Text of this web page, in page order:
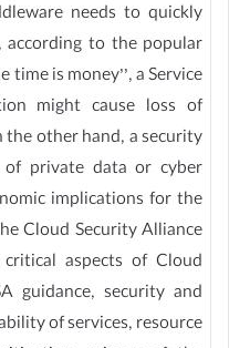
needs to quickly
according to the popular
time is money’’, a Service
might cause loss of
other hand, a security
private data or cyber
implications for the
Cloud Security Alliance
aspects of Cloud
guidance, security and
of services, resource